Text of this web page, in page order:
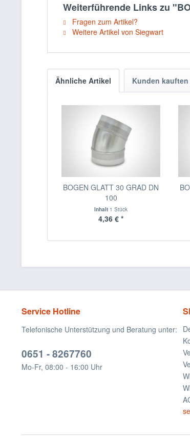
Weiterführende Links zu
Fragen zum Artikel?
Weitere Artikel von Siegwart
Ähnliche Artikel Kunden
BOGEN GLATT 30 GRAD DN
100
Inhalt 1 Stück
4,36 € *
Service Hotline
Telefonische Unterstützung und Beratung unter:
0651 - 8267760
Mo-Fr, 08:00 - 16:00 Uhr